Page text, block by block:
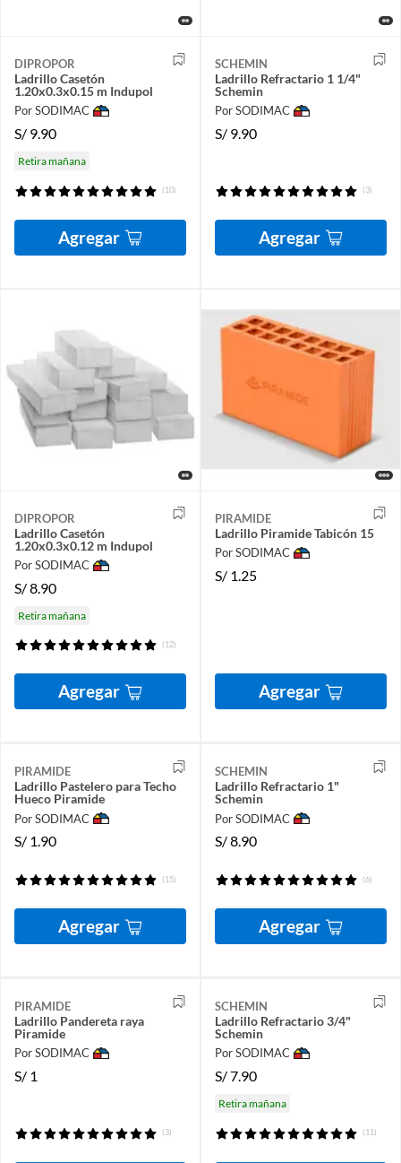
DIPROPOR
Ladrillo Casetón
1.20x0.3x0.15 m Indupol
Por SODIMAC
S/ 9.90
Retira mañana
(10)
Agregar
SCHEMIN
Ladrillo Refractario 1 1/4"
Schemin
Por SODIMAC
S/ 9.90
(3)
Agregar
DIPROPOR
Ladrillo Casetón
1.20x0.3x0.12 m Indupol
Por SODIMAC
S/8.90
Retira mañana
(12)
Agregar
PIRAMIDE
Ladrillo Piramide Tabicón 15
Por SODIMAC
S/ 1.25
Agregar
PIRAMIDE
Ladrillo Pastelero para Techo
Hueco Piramide
Por SODIMAC
S/ 1.90
(15)
Agregar
SCHEMIN
Ladrillo Refractario 1"
Schemin
Por SODIMAC
S/8.90
(6)
Agregar
PIRAMIDE
Ladrillo Pandereta raya
Piramide
Por SODIMAC
S/ 1
(3)
SCHEMIN
Ladrillo Refractario 3/4"
Schemin
Por SODIMAC
S/7.90
Retira mañana
(11)